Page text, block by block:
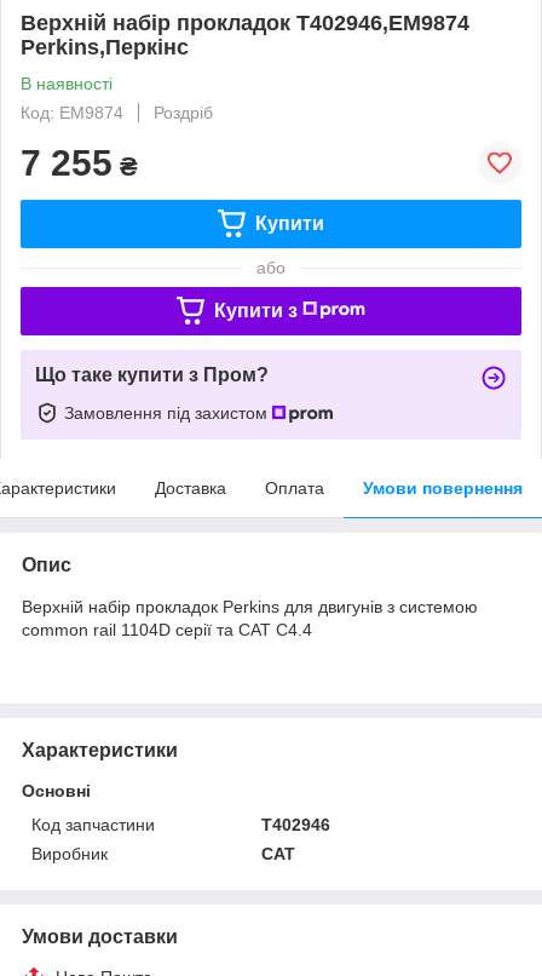
Верхній набір прокладок T402946,EM9874
Perkins,Перкінс
В наявності
Код: EM9874
Роздріб
7 255 ₴
Купити
або
Купити з
Що таке купити з Пром?
Замовлення під захистом
Доставка Оплата Умови повернення
Опис
Верхній набір прокладок Perkins для двигунів з системою
common rail 1104D серії та CAT C4.4
Характеристики
Основні
Код запчастини
T402946
Виробник
CAT
Умови доставки